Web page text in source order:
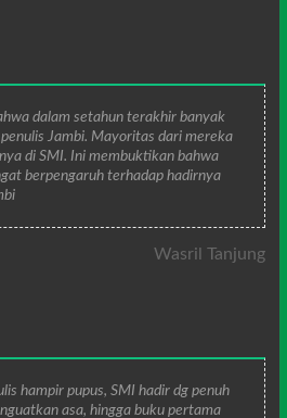
dalam setahun terakhir banyak
Jambi. Mayoritas dari mereka
di SMI. Ini membuktikan bahwa
berpengaruh terhadap hadirnya
Wasril Tanjung
hampir pupus, SMI hadir dg penuh
asa, hingga buku pertama